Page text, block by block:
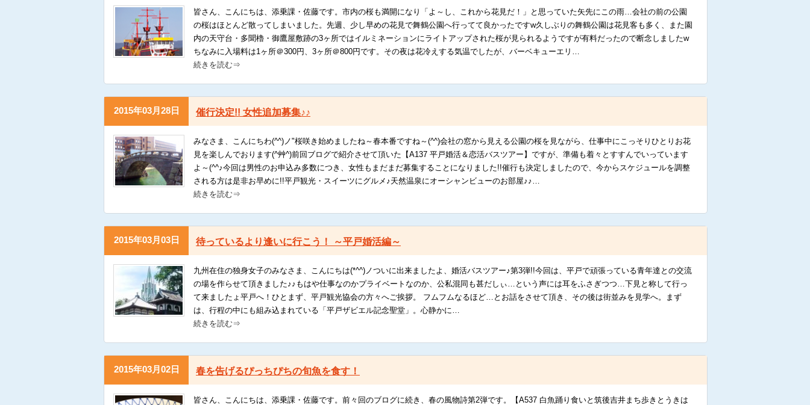
皆さん、こんにちは、添乗課・佐藤です。市内の桜も満開になり「よ～し、これから花見だ！」と思っていた矢先にこの雨…会社の前の公園
の桜はほとんど散ってしまいました。先週、少し早めの花見で舞鶴公園へ行ってて良かったですw久しぶりの舞鶴公園は花見客も多く、また園
内の天守台・多聞櫓・御鷹屋敷跡の3ヶ所ではイルミネーションにライトアップされた桜が見られるようですが有料だったので断念しましたw
ちなみに入場料は1ヶ所＠300円、3ヶ所＠800円です。その夜は花冷えする気温でしたが、バーベキューエリ…
続きを読む⇒
2015年03月28日 催行決定!! 女性追加募集♪♪
みなさま、こんにちわ(^^)ノ"桜咲き始めましたね～春本番ですね～(^^)会社の窓から見える公園の桜を見ながら、仕事中にこっそりひとりお花
見を楽しんでおります(^艸^)前回ブログで紹介させて頂いた【A137 平戸婚活＆恋活バスツアー】ですが、準備も着々とすすんでいっています
よ～(^^♪今回は男性のお申込み多数につき、女性もまだまだ募集することになりました!!催行も決定しましたので、今からスケジュールを調整
される方は是非お早めに!!平戸観光・スイーツにグルメ♪天然温泉にオーシャンビューのお部屋♪♪…
続きを読む⇒
2015年03月03日 待っているより逢いに行こう！ ～平戸婚活編～
九州在住の独身女子のみなさま、こんにちは(*^^)ノついに出来ましたよ、婚活バスツアー♪第3弾!!今回は、平戸で頑張っている青年達との交流
の場を作らせて頂きました♪♪もはや仕事なのかプライベートなのか、公私混同も甚だしぃ…という声には耳をふさぎつつ…下見と称して行っ
て来ましたょ平戸へ！ひとまず、平戸観光協会の方々へご挨拶。 フムフムなるほど…とお話をさせて頂き、その後は街並みを見学へ。まず
は、行程の中にも組み込まれている「平戸ザビエル記念聖堂」。心静かに…
続きを読む⇒
2015年03月02日 春を告げるぴっちぴちの旬魚を食す！
皆さん、こんにちは、添乗課・佐藤です。前々回のブログに続き、春の風物詩第2弾です。【A537 白魚踊り食いと筑後吉井まち歩きとうきは